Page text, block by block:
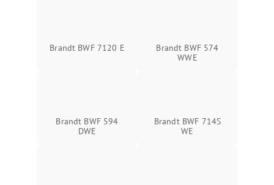
Brandt BWF 7120 E
Brandt BWF 574
WWE
Brandt BWF 594
DWE
Brandt BWF 714S
WE